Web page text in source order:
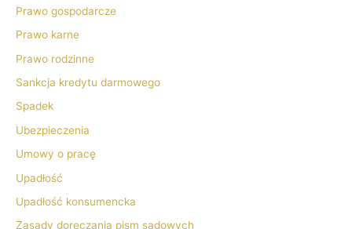
Prawo gospodarcze
Prawo karne
Prawo rodzinne
Sankcja kredytu darmowego
Spadek
Ubezpieczenia
Umowy o pracę
Upadłość
Upadłość konsumencka
Zasady doręczania pism sądowych